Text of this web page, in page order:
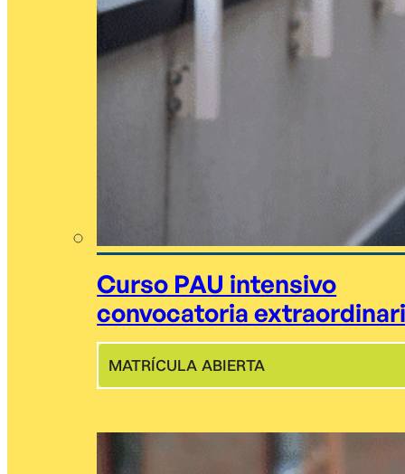
Curso PAU intensivo
convocatoria
MATRÍCULA ABIERTA